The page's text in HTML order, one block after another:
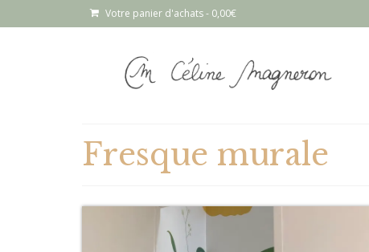
Votre panier d'achats- 0,00€
Fresque murale